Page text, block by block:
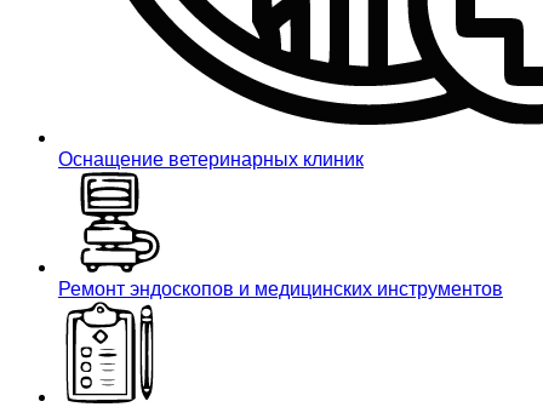
Оснащение ветеринарных клиник
Ремонт эндоскопов и медицинских инструментов